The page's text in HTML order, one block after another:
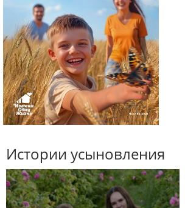
Истории усыновления